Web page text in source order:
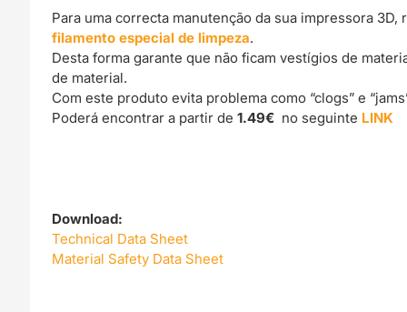
Para uma correcta manutenção da sua impressora
filamento especial de limpeza.
Desta forma garante que não ficam vestígios de
de material.
Com este produto evita problema como “clogs” e
Poderá encontrar a partir de1.49€ no seguinte LINK
Download:
Technical Data Sheet
Material Safety Data Sheet